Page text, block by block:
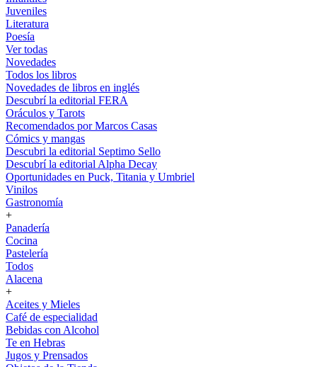
Juveniles
Literatura
Poesía
Ver todas
Novedades
Todos los libros
Novedades de libros en inglés
Descubrí la editorial FERA
Oráculos y Tarots
Recomendados por Marcos Casas
Cómics y mangas
Descubri la editorial Septimo Sello
Descubrí la editorial Alpha Decay
Oportunidades en Puck, Titania y Umbriel
Vinilos
Gastronomía
+
Panadería
Cocina
Pastelería
Todos
Alacena
+
Aceites y Mieles
Café de especialidad
Bebidas con Alcohol
Te en Hebras
Jugos y Prensados